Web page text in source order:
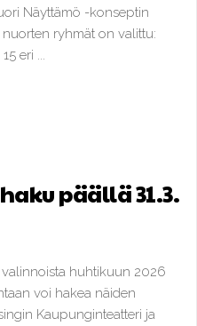
Näyttämö -konseptin
ryhmät on valittu:
eri ...
päällä 31.3.
huhtikuun 2026
voi hakea näiden
Kaupunginteatteri ja